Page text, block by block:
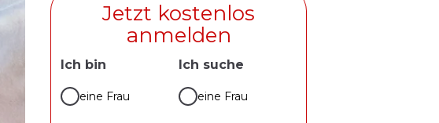
Jetzt kostenlos
anmelden
Ich bin
eine Frau
Ich suche
eine Frau